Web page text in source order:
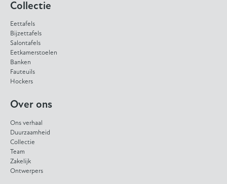
Collectie
Eettafels
Bijzettafels
Salontafels
Eetkamerstoelen
Banken
Fauteuils
Hockers
Over ons
Ons verhaal
Duurzaamheid
Collectie
Team
Zakelijk
Ontwerpers